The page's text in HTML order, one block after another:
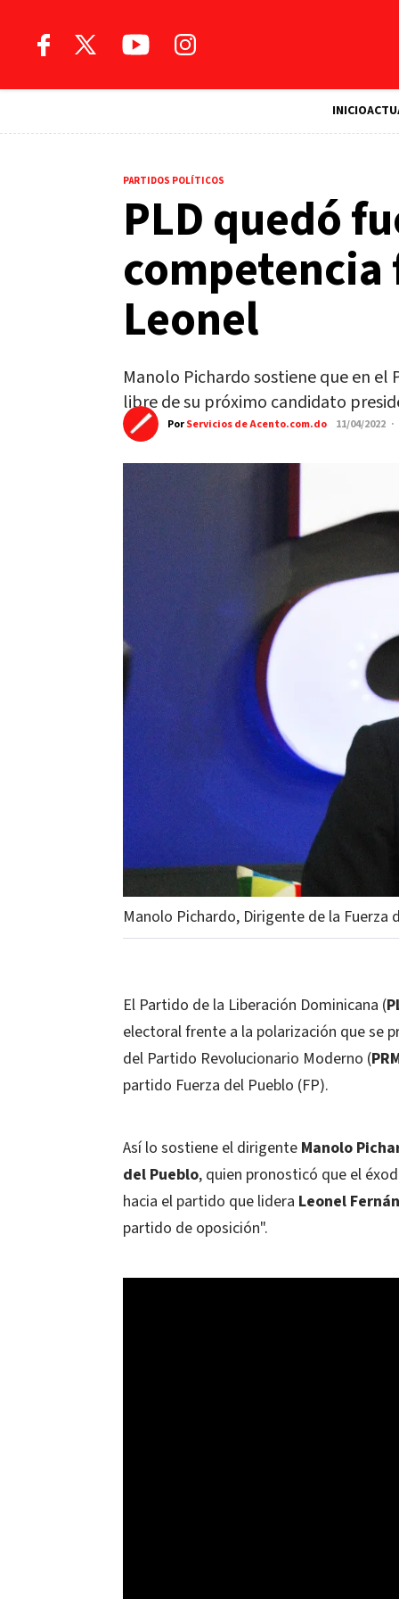
INICIO
PARTIDOS POLÍTICOS
PLD quedó
competencia
Leonel
Manolo Pichardo sostiene que en el
libre de su próximo candidato
PorServicios de Acento.com.do 11/04/2022 ·
Manolo Pichardo, Dirigente de la
El Partido de la Liberación Dominicana (
electoral frente a la polarización que se
del Partido Revolucionario Moderno (
partido Fuerza del Pueblo (FP).
Así lo sostiene el dirigente Manolo
del Pueblo, quien pronosticó que el
hacia el partido que lidera Leonel
partido de oposición".